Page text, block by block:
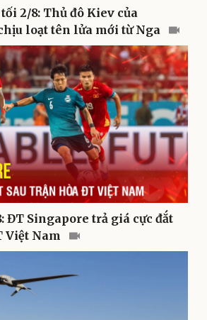
Chứng khoán
Giá cà phê
Quân sự - Quốc phòng
Việt Nam
2/8: Thủ đô Kiev của
loạt tên lửa mới từ Nga
ĐT Singapore trả giá cực đắt
Việt Nam